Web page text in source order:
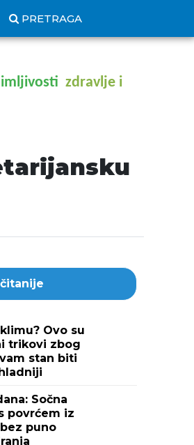
PRETRAGA
zdravlje i
Ovo su
trikovi zbog
stan biti
Sočna
povrćem iz
puno